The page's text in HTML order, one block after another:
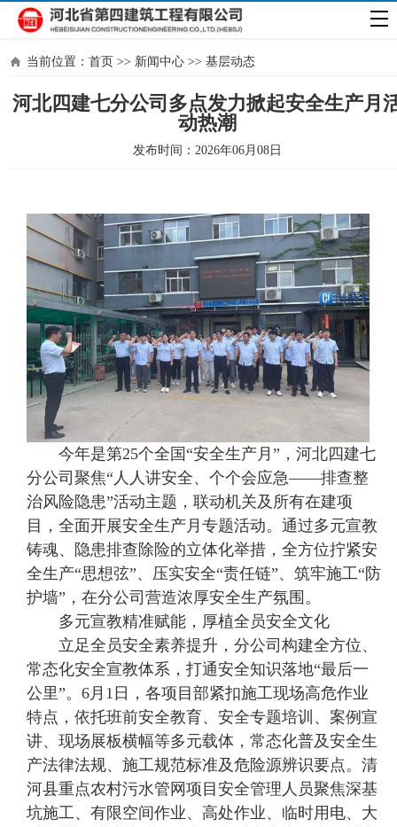
当前位置： 首页 >> 新闻中心 >> 基层动态
河北四建七分公司多点发力掀起安全生产月
动热潮
发布时间：2026年06月08日
今年是第25个全国“安全生产月”，河北四建七
分公司聚焦“人人讲安全、个个会应急——排查整
治风险隐患”活动主题，联动机关及所有在建项
目，全面开展安全生产月专题活动。通过多元宣教
铸魂、隐患排查除险的立体化举措，全方位拧紧安
全生产“思想弦”、压实安全“责任链”、筑牢施工“防
护墙”，在分公司营造浓厚安全生产氛围。
多元宣教精准赋能，厚植全员安全文化
立足全员安全素养提升，分公司构建全方位、
常态化安全宣教体系，打通安全知识落地“最后一
公里”。6月1日，各项目部紧扣施工现场高危作业
特点，依托班前安全教育、安全专题培训、案例宣
讲、现场展板横幅等多元载体，常态化普及安全生
产法律法规、施工规范标准及危险源辨识要点。清
河县重点农村污水管网项目安全管理人员聚焦深基
坑施工、有限空间作业、高处作业、临时用电、大